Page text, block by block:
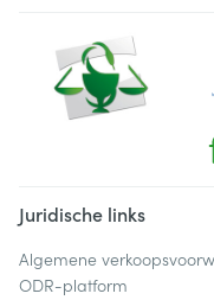
Juridische links
Algemene
ODR-platform